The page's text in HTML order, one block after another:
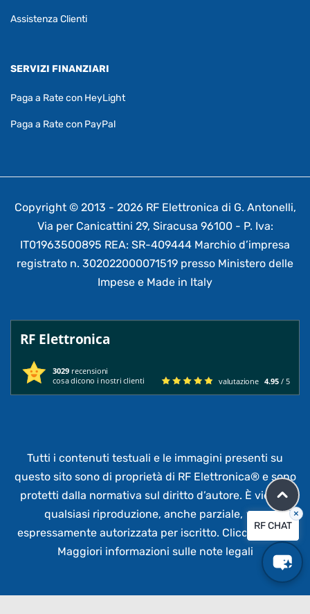
Assistenza Clienti
SERVIZI FINANZIARI
Paga a Rate con HeyLight
Paga a Rate con PayPal
Copyright © 2013 - 2026 RF Elettronica di G. Antonelli,
Via per Canicattini 29, Siracusa 96100 - P. Iva:
IT01963500895 REA: SR-409444 Marchio d’impresa
registrato n. 302022000071519 presso Ministero delle
Impese e Made in Italy
RF Elettronica
3029 recensioni
cosa dicono i nostri clienti
valutazione 4.95 / 5
Tutti i contenuti testuali e le immagini presenti su
questo sito sono di proprietà di RF Elettronica® e sono
protetti dalla normativa sul diritto d’autore. È vietata
qualsiasi riproduzione, anche parziale, non
espressamente autorizzata per iscritto. Clicca qui per
Maggiori informazioni sulle note legali
RF CHAT
×